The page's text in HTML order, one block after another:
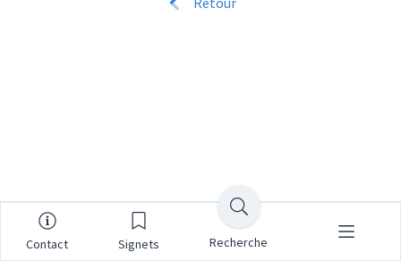
Contact Signets Recherche